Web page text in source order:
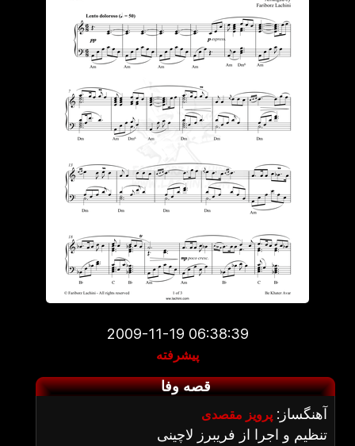
2009-11-19 06:38:39
پیشرفته
قصه وفا
آهنگساز: پرویز مقصدی
تنظیم و اجرا از فریبرز لاچینی